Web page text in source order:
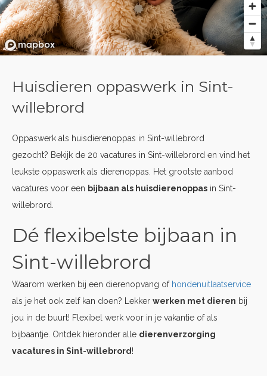
Huisdieren oppaswerk in Sint-
willebrord
Oppaswerk als huisdierenoppas in Sint-willebrord
gezocht? Bekijk de 20 vacatures in Sint-willebrord en vind het
leukste oppaswerk als dierenoppas. Het grootste aanbod
vacatures voor een bijbaan als huisdierenoppas in Sint-
willebrord.
Dé flexibelste bijbaan in
Sint-willebrord
Waarom werken bij een dierenopvang of hondenuitlaatservice
als je het ook zelf kan doen? Lekker werken met dieren bij
jou in de buurt! Flexibel werk voor in je vakantie of als
bijbaantje. Ontdek hieronder alle dierenverzorging
vacatures in Sint-willebrord !